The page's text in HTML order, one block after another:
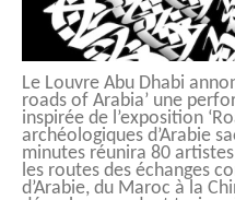
Le Louvre Abu Dhabi
roads of Arabia’ une
inspirée de l’exposition
archéologiques d’Arabie
minutes réunira 80
les routes des échanges
d’Arabie, du Maroc à la